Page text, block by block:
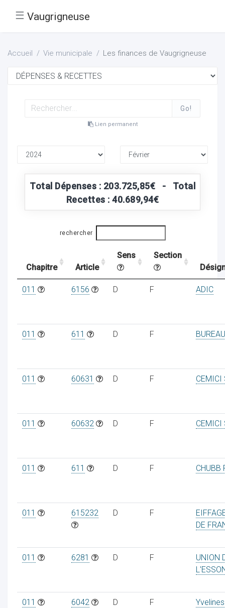
☰ Vaugrigneuse
Accueil Vie municipale Les finances de Vaugrigneuse
Go!
Lien permanent
Total Dépenses : 203.725,85€ - Total
Recettes : 40.689,94€
rechercher
Chapitre Article
Sens
Section
011 6156 D F ADIC
011 611 D F
011 60631 D F CEMICI
011 60632 D F CEMICI
011 611 D F CHUBB
011 615232 D F
DE
011 6281 D F
UNION
011 6042 D F